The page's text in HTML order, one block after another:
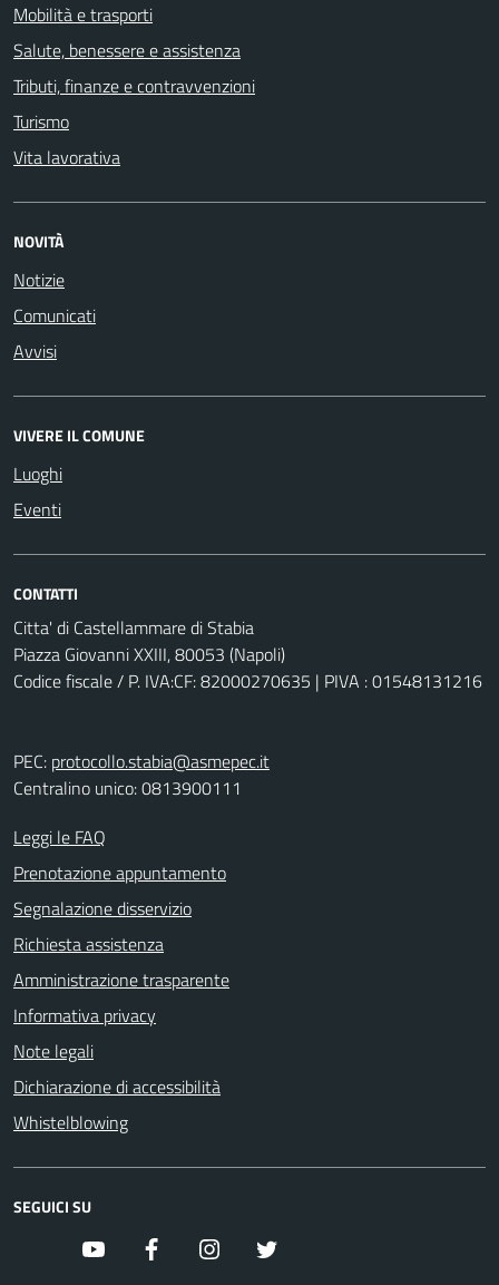
Mobilità e trasporti
Salute, benessere e assistenza
Tributi, finanze e contravvenzioni
Turismo
Vita lavorativa
NOVITÀ
Notizie
Comunicati
Avvisi
VIVERE IL COMUNE
Luoghi
Eventi
CONTATTI
Citta' di Castellammare di Stabia
Piazza Giovanni XXIII, 80053 (Napoli)
Codice fiscale / P. IVA:CF: 82000270635 | PIVA : 01548131216
PEC: protocollo.stabia@asmepec.it
Centralino unico: 0813900111
Leggi le FAQ
Prenotazione appuntamento
Segnalazione disservizio
Richiesta assistenza
Amministrazione trasparente
Informativa privacy
Note legali
Dichiarazione di accessibilità
Whistelblowing
SEGUICI SU
youtube facebook instagram